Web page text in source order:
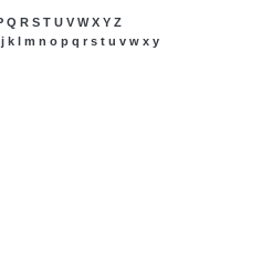
Q R S T U V W X Y Z
j k l m n o p q r s t u v w x y